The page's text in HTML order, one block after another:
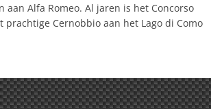
aan Alfa Romeo. Al jaren is het Concorso
prachtige Cernobbio aan het Lago di Como